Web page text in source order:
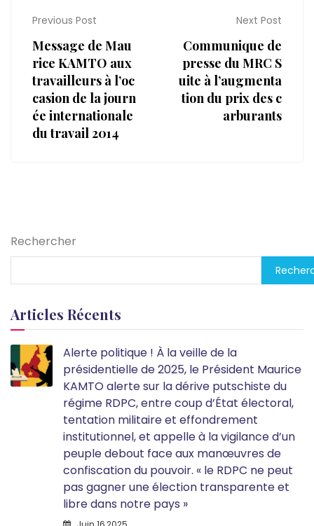
Previous Post
Message de Mau
rice KAMTO aux
travailleurs à l’oc
casion de la journ
ée internationale
du travail 2014
Next Post
Communique de
presse du MRC S
uite à l’augmenta
tion du prix des c
arburants
Rechercher
Articles Récents
Alerte politique ! À la veille de la
présidentielle de 2025, le Président Maurice
KAMTO alerte sur la dérive putschiste du
régime RDPC, entre coup d’État électoral,
tentation militaire et effondrement
institutionnel, et appelle à la vigilance d’un
peuple debout face aux manœuvres de
confiscation du pouvoir. « le RDPC ne peut
pas gagner une élection transparente et
libre dans notre pays »